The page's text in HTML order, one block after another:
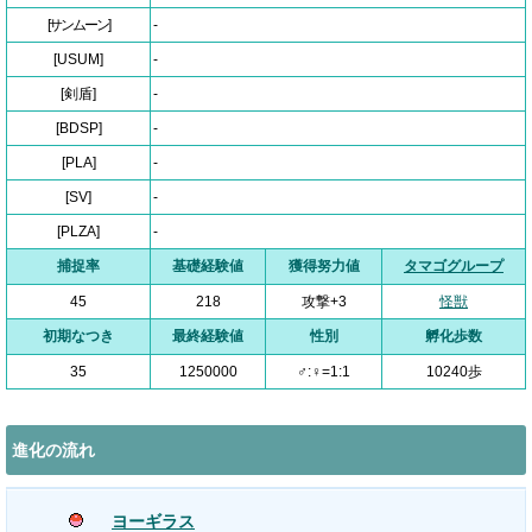
[サンムーン] -
[USUM] -
[剣盾] -
[BDSP] -
[PLA] -
[SV] -
[PLZA] -
捕捉率 基礎経験値 獲得努力値 タマゴグループ
45 218 攻撃+3 怪獣
初期なつき 最終経験値 性別 孵化歩数
35 1250000 ♂:♀=1:1 10240歩
進化の流れ
ヨーギラス